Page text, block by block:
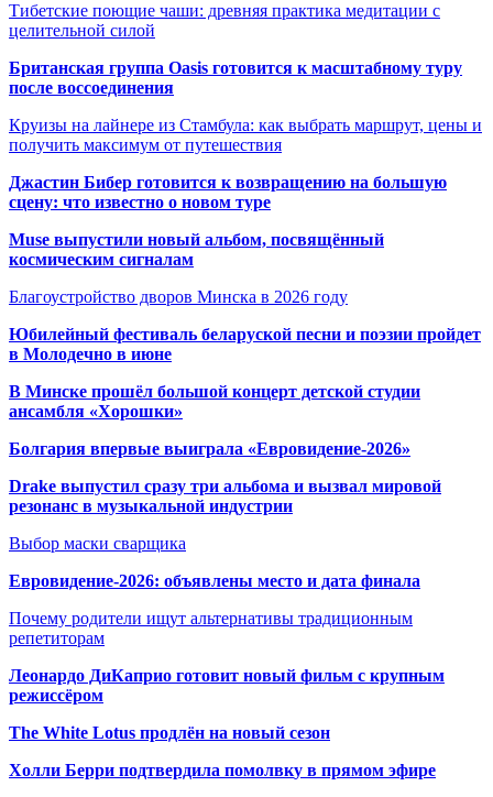
Тибетские поющие чаши: древняя практика медитации с
целительной силой
Британская группа Oasis готовится к масштабному туру
после воссоединения
Круизы на лайнере из Стамбула: как выбрать маршрут, цены и
получить максимум от путешествия
Джастин Бибер готовится к возвращению на большую
сцену: что известно о новом туре
Muse выпустили новый альбом, посвящённый
космическим сигналам
Благоустройство дворов Минска в 2026 году
Юбилейный фестиваль беларуской песни и поэзии пройдет
в Молодечно в июне
В Минске прошёл большой концерт детской студии
ансамбля «Хорошки»
Болгария впервые выиграла «Евровидение-2026»
Drake выпустил сразу три альбома и вызвал мировой
резонанс в музыкальной индустрии
Выбор маски сварщика
Евровидение-2026: объявлены место и дата финала
Почему родители ищут альтернативы традиционным
репетиторам
Леонардо ДиКаприо готовит новый фильм с крупным
режиссёром
The White Lotus продлён на новый сезон
Холли Берри подтвердила помолвку в прямом эфире